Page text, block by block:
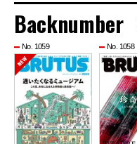
Backnumber
No. 1059 No. 1058